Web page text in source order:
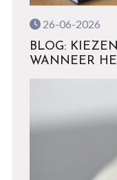
26-06-2026
BLOG:
WANNEER